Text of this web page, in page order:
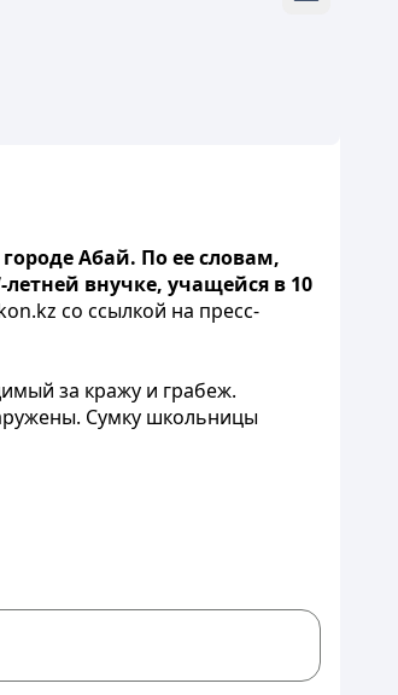
Абай. По ее словам,
внучке, учащейся в 10
со ссылкой на пресс-
за кражу и грабеж.
Сумку школьницы